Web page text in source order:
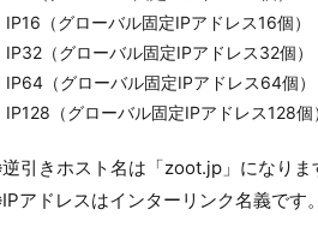
IP16（グローバル固定IPアドレス16個）
IP32（グローバル固定IPアドレス32個）
IP64（グローバル固定IPアドレス64個）
IP128（グローバル固定IPアドレス128個
引きホスト名は「zoot.jp」になりま
アドレスはインターリンク名義です